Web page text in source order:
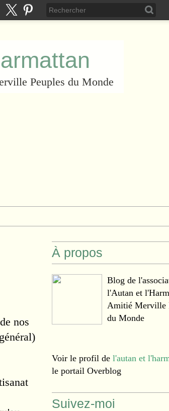
Peuples du Monde
nos
À propos
Blog de
l'Autan et
Amitié Merville
du Monde
Voir le profil de l'autan et
le portail Overblog
Suivez-moi